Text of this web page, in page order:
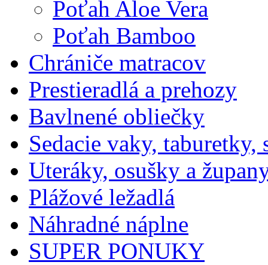
Poťah Aloe Vera
Poťah Bamboo
Chrániče matracov
Prestieradlá a prehozy
Bavlnené obliečky
Sedacie vaky, taburetky,
Uteráky, osušky a
Plážové ležadlá
Náhradné náplne
SUPER PONUKY